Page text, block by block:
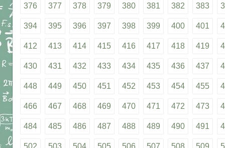
376 377 378 379 380 381 382 383
394 395 396 397 398 399 400 401
412 413 414 415 416 417 418 419
430 431 432 433 434 435 436 437
448 449 450 451 452 453 454 455
466 467 468 469 470 471 472 473
484 485 486 487 488 489 490 491
502 503 504 505 506 507 508 509